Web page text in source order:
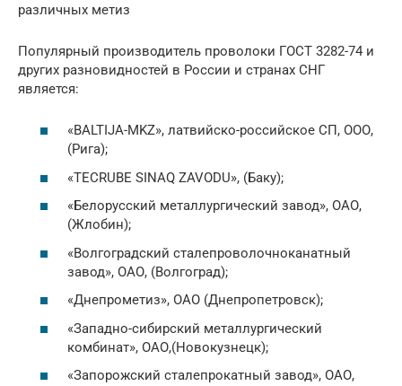
различных метиз
Популярный производитель проволоки ГОСТ 3282-74 и
других разновидностей в России и странах СНГ
является:
«BALTIJA-MKZ», латвийско-российское СП, ООО,
(Рига);
«TECRUBE SINAQ ZAVODU», (Баку);
«Белорусский металлургический завод», ОАО,
(Жлобин);
«Волгоградский сталепроволочноканатный
завод», ОАО, (Волгоград);
«Днепрометиз», ОАО (Днепропетровск);
«Западно-сибирский металлургический
комбинат», ОАО,(Новокузнецк);
«Запорожский сталепрокатный завод», ОАО,